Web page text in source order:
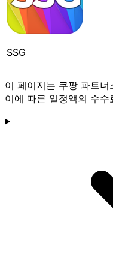
SSG
이 페이지는 쿠팡 파트너
이에 따른 일정액의 수